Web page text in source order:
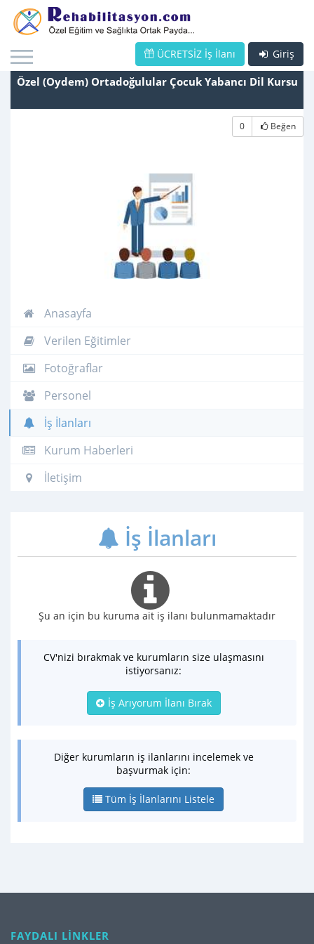
Giriş
ÜCRETSİZ İş İlanı
Özel (Oydem) Ortadoğulular Çocuk Yabancı Dil Kursu
0 Beğen
Anasayfa
Verilen Eğitimler
Fotoğraflar
Personel
İş İlanları
Kurum Haberleri
İletişim
İş İlanları
Şu an için bu kuruma ait iş ilanı bulunmamaktadır
CV'nizi bırakmak ve kurumların size ulaşmasını
istiyorsanız:
İş Arıyorum İlanı Bırak
Diğer kurumların iş ilanlarını incelemek ve
başvurmak için:
Tüm İş İlanlarını Listele
FAYDALI LİNKLER